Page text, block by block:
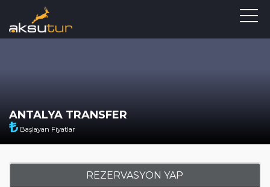
ANTALYA TRANSFER
Başlayan Fiyatlar
REZERVASYON YAP